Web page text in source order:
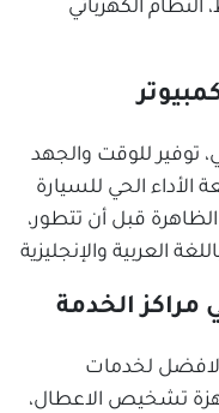
الكهربائي
توفير للوقت والجهد
الأداء الحي للسيارة
قبل أن تتطور،
العربية والإنجليزية
الخدمة
لخدمات
تشخيص الاعطال،